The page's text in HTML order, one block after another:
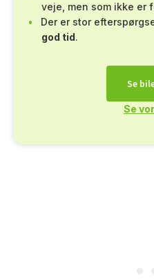
veje, men som ikke er
Der er stor
god tid.
Se
Se